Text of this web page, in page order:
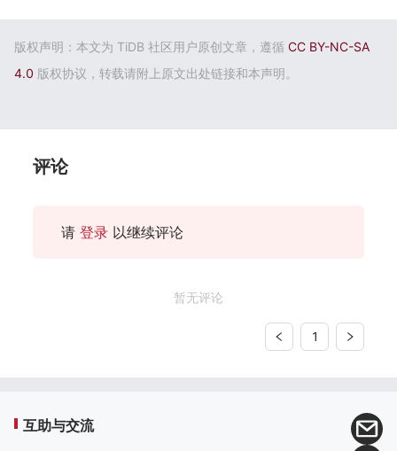
版权声明：本文为 TiDB 社区用户原创文章，遵循 CC BY-NC-SA
4.0 版权协议，转载请附上原文出处链接和本声明。
评论
请 登录 以继续评论
暂无评论
1
互助与交流